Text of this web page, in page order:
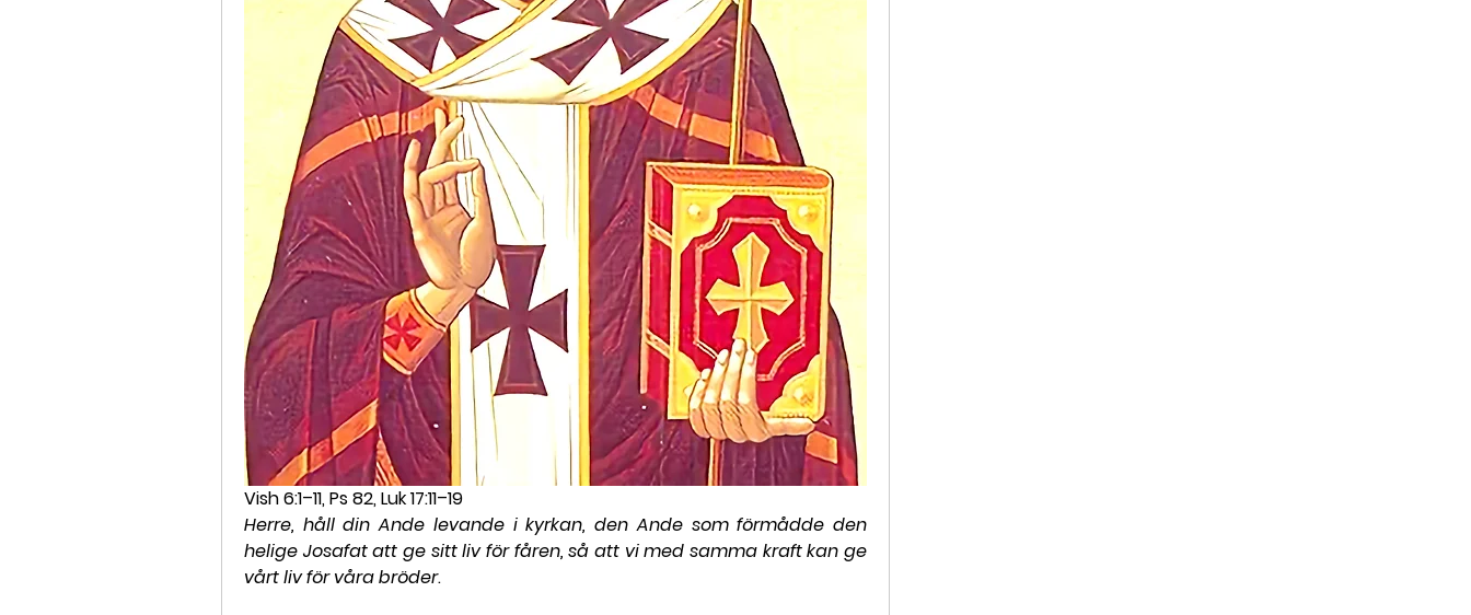
Vish 6:1–11, Ps 82, Luk 17:11–19
Herre, håll din Ande levande i kyrkan, den Ande som förmådde den
helige Josafat att ge sitt liv för fåren, så att vi med samma kraft kan ge
vårt liv för våra bröder.